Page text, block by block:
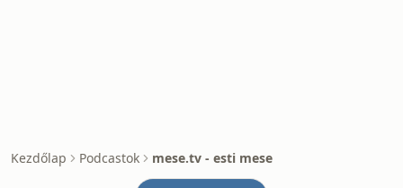
Kezdőlap Podcastok mese.tv - esti mese